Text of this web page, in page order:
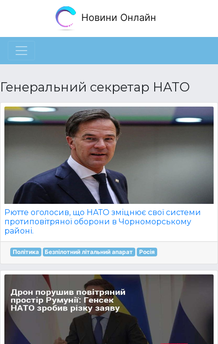
Новини Онлайн
Генеральний секретар НАТО
Рютте оголосив, що НАТО зміцнює свої системи
протиповітряної оборони в Чорноморському
районі.
Політика Безпілотний літальний апарат Росія